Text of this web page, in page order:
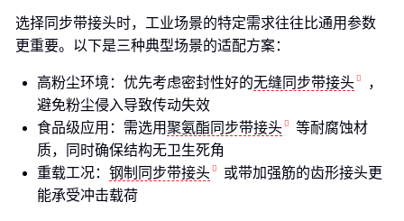
选择同步带接头时，工业场景的特定需求往往比通用参数
更重要。以下是三种典型场景的适配方案：
高粉尘环境：优先考虑密封性好的无缝同步带接头
，
避免粉尘侵入导致传动失效
食品级应用：需选用聚氨酯同步带接头
等耐腐蚀材
质，同时确保结构无卫生死角
重载工况： 钢制同步带接头
或带加强筋的齿形接头更
能承受冲击载荷